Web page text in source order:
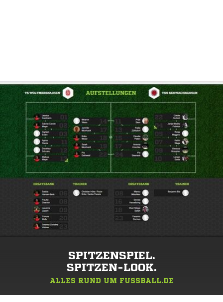
SPITZENSPIEL.
SPITZEN-LOOK.
ALLES RUND UM FUSSBALL.DE